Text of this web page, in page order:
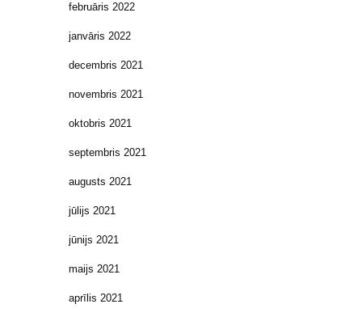
februāris 2022
janvāris 2022
decembris 2021
novembris 2021
oktobris 2021
septembris 2021
augusts 2021
jūlijs 2021
jūnijs 2021
maijs 2021
aprīlis 2021